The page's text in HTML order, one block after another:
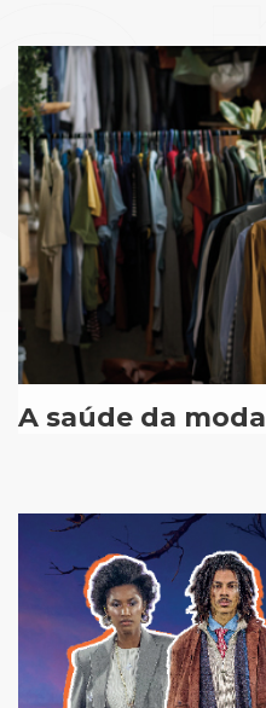
A saúde da moda